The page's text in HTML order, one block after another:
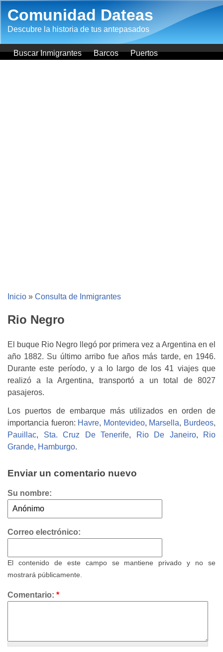
Comunidad Dateas
Descubre la historia de tus antepasados
Buscar Inmigrantes Barcos Puertos
Inicio » Consulta de Inmigrantes
Rio Negro
El buque Rio Negro llegó por primera vez a Argentina en el
año 1882. Su último arribo fue años más tarde, en 1946.
Durante este período, y a lo largo de los 41 viajes que
realizó a la Argentina, transportó a un total de 8027
pasajeros.
Los puertos de embarque más utilizados en orden de
importancia fueron: Havre, Montevideo, Marsella, Burdeos,
Pauillac, Sta. Cruz De Tenerife, Rio De Janeiro,
Rio
Grande, Hamburgo.
Enviar un comentario nuevo
Su nombre:
Correo electrónico:
El contenido de este campo se mantiene privado y no se
mostrará públicamente.
Comentario: *